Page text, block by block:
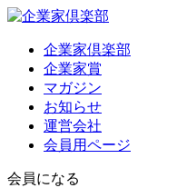
企業家倶楽部
企業家賞
マガジン
お知らせ
運営会社
会員用ページ
会員になる